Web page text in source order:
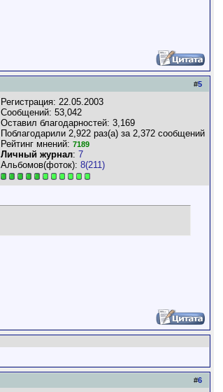
#5
Регистрация: 22.05.2003
Сообщений: 53,042
Оставил благодарностей: 3,169
Поблагодарили 2,922 раз(а) за 2,372 сообщений
Рейтинг мнений: 7189
Личный журнал: 7
Альбомов(фоток): 8(211)
#6